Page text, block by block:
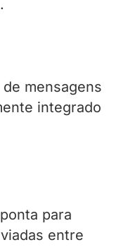
mensagens
integrado
para
entre